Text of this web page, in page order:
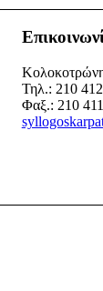
Τηλ.: 210
Φαξ.: 210